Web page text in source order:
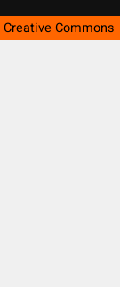
Creative Commons